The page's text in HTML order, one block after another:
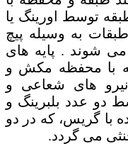
توسط اورینگ یا
به وسیله پیچ
شوند . پایه های
با محفظه مکش و
های شعاعی و
دو عدد بلبرینگ و
با گریس، که در دو
می گردد.